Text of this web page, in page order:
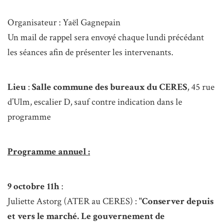
Organisateur : Yaël Gagnepain
Un mail de rappel sera envoyé chaque lundi précédant
les séances afin de présenter les intervenants.
Lieu :Salle commune des bureaux du CERES, 45 rue
d’Ulm, escalier D, sauf contre indication dans le
programme
Programme annuel :
9 octobre 11h :
Juliette Astorg (ATER au CERES) :"Conserver depuis
et vers le marché. Le gouvernement de